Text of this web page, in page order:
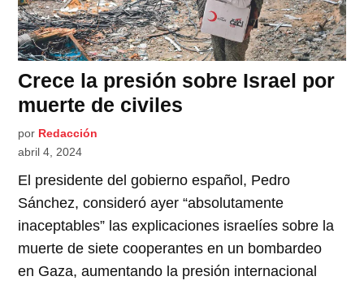
Crece la presión sobre Israel por
muerte de civiles
por Redacción
abril 4, 2024
El presidente del gobierno español, Pedro
Sánchez, consideró ayer “absolutamente
inaceptables” las explicaciones israelíes sobre la
muerte de siete cooperantes en un bombardeo
en Gaza, aumentando la presión internacional